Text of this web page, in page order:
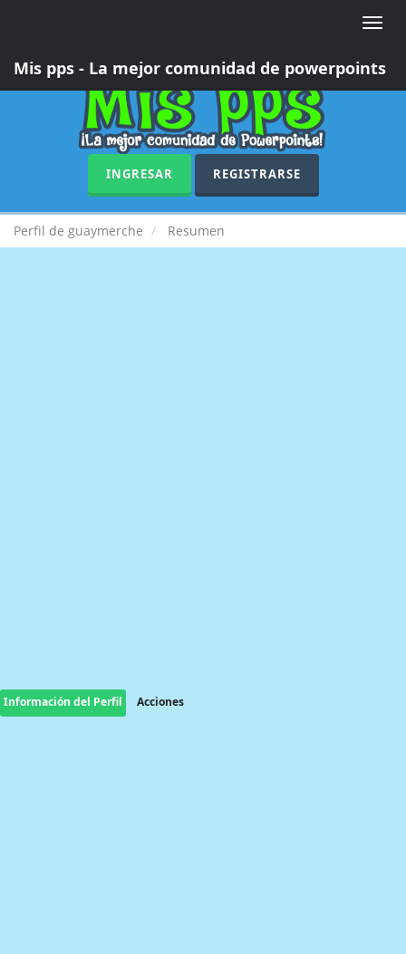
Toggle
Mis pps - La mejor comunidad de powerpoints
INGRESAR REGISTRARSE
Perfil de guaymerche Resumen
Información del Perfil Acciones